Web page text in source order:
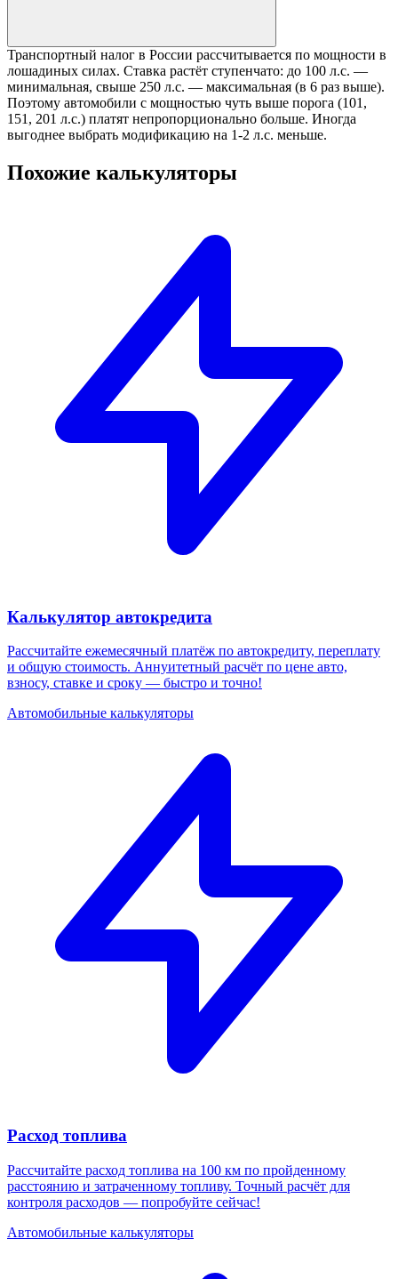
Транспортный налог в России рассчитывается по мощности в
лошадиных силах. Ставка растёт ступенчато: до 100 л.с. —
минимальная, свыше 250 л.с. — максимальная (в 6 раз выше).
Поэтому автомобили с мощностью чуть выше порога (101,
151, 201 л.с.) платят непропорционально больше. Иногда
выгоднее выбрать модификацию на 1-2 л.с. меньше.
Похожие калькуляторы
Калькулятор автокредита
Рассчитайте ежемесячный платёж по автокредиту, переплату
и общую стоимость. Аннуитетный расчёт по цене авто,
взносу, ставке и сроку — быстро и точно!
Автомобильные калькуляторы
Расход топлива
Рассчитайте расход топлива на 100 км по пройденному
расстоянию и затраченному топливу. Точный расчёт для
контроля расходов — попробуйте сейчас!
Автомобильные калькуляторы